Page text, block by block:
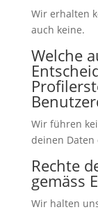
Wir erhalten
auch keine.
Welche
Wir führen
deinen Daten
Rechte
gemäss
Wir halten